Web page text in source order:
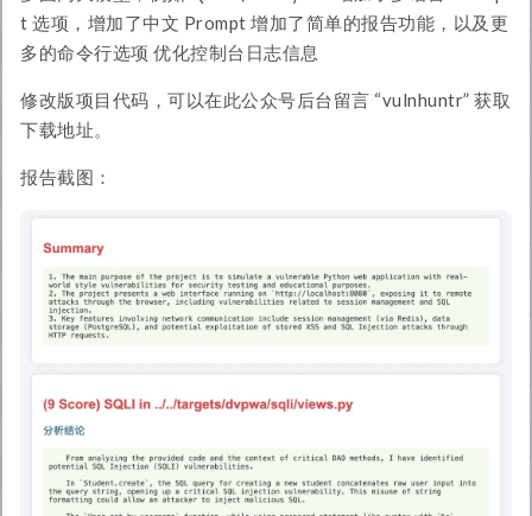
t 选项，增加了中文 Prompt 增加了简单的报告功能，以及更
多的命令行选项 优化控制台日志信息
修改版项目代码，可以在此公众号后台留言 “vulnhuntr” 获取
下载地址。
报告截图：